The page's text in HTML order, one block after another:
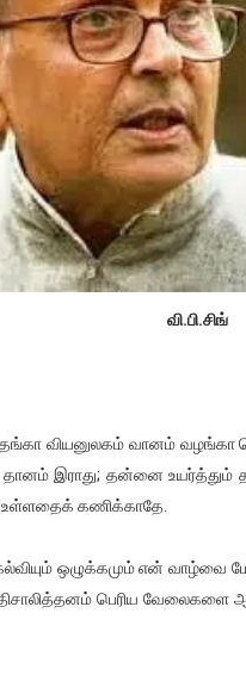
2 உள்ளிட்ட
பின்பற்றி புதிய
செயல்பாடுகள் - 06-
ஹால் டிக்கெட் 12-
செயல்பாடுகள் - 03/
வி.பி.சிங்
வியனுலகம் வானம்
தானம் இராது; தன்னை உயர்த்தும்
உள்ளதைக் கணிக்காதே.
ஒழுக்கமும் என் வாழ்வை
பெரிய வேலைகளை